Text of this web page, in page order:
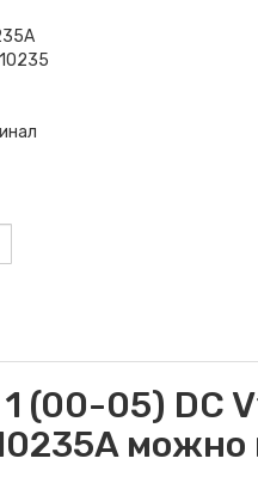
(00-05) DC
можно